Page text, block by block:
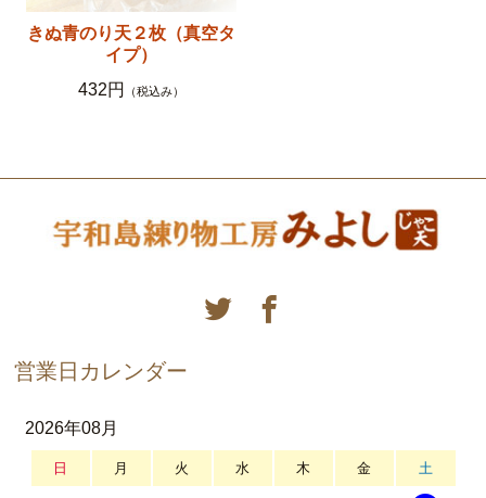
きぬ青のり天２枚（真空タ
イプ）
432円
（税込み）
営業日カレンダー
2026年08月
日 月 火 水 木 金 土